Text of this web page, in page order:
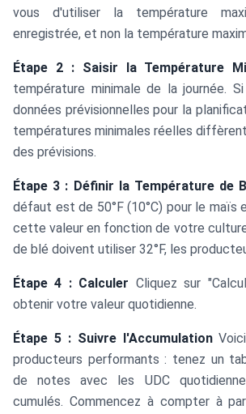
vous d'utiliser la température
enregistrée, et non la température
Étape 2 : Saisir la Température
température minimale de la journée.
données prévisionnelles pour la
températures minimales réelles
des prévisions.
Étape 3 : Définir la Température de
défaut est de 50°F (10°C) pour le maïs
cette valeur en fonction de votre
de blé doivent utiliser 32°F, les
Étape 4 : Calculer Cliquez sur
obtenir votre valeur quotidienne.
Étape 5 : Suivre l'Accumulation
producteurs performants : tenez un
de notes avec les UDC
cumulés. Commencez à compter à